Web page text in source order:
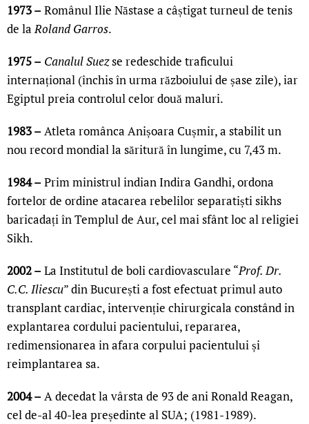
1973 –Românul Ilie Năstase a câștigat turneul de tenis
de laRoland Garros.
1975 – Canalul Suezse redeschide traficului
internațional (închis în urma războiului de șase zile), iar
Egiptul preia controlul celor două maluri.
1983 –Atleta românca Anișoara Cușmir, a stabilit un
nou record mondial la săritură în lungime, cu 7,43 m.
1984 –Prim ministrul indian Indira Gandhi, ordona
fortelor de ordine atacarea rebelilor separatiști sikhs
baricadați în Templul de Aur, cel mai sfânt loc al religiei
Sikh.
2002 –La Institutul de boli cardiovasculare “Prof. Dr.
C.C. Iliescu” din București a fost efectuat primul auto
transplant cardiac, intervenție chirurgicala constând in
explantarea cordului pacientului, repararea,
redimensionarea in afara corpului pacientului și
reimplantarea sa.
2004 –A decedat la vârsta de 93 de ani Ronald Reagan,
cel de-al 40-lea președinte al SUA; (1981-1989).